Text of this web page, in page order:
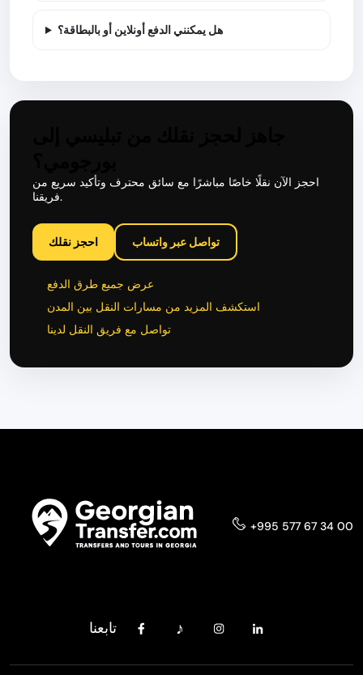
هل يمكنني الدفع أونلاين أو بالبطاقة؟
احجز الآن نقلًا خاصًا مباشرًا مع سائق محترف وتأكيد سريع من
فريقنا.
احجز نقلك تواصل عبر واتساب
عرض جميع طرق الدفع
استكشف المزيد من مسارات النقل بين المدن
تواصل مع فريق النقل لدينا
+995 577 67 34 00
تابعنا